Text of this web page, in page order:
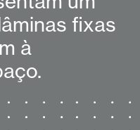
fixas
à